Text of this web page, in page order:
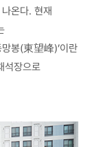
온다. 현재
봉(東望峰)’이란
석장으로